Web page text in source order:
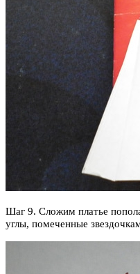
Шаг 9. Сложим платье
углы, помеченные